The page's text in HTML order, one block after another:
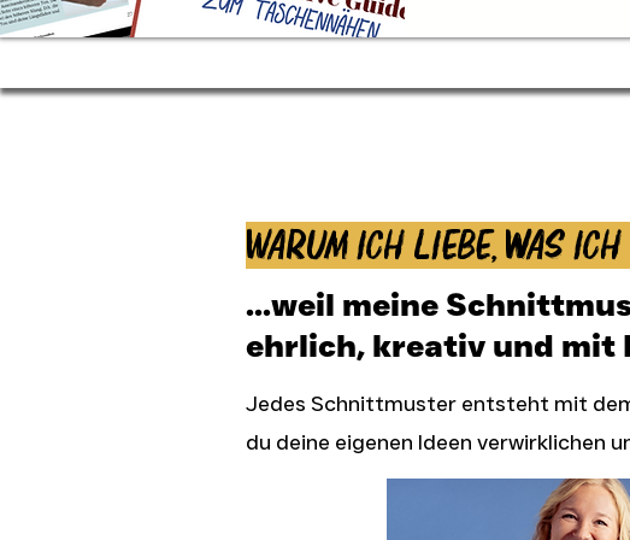
Warum ich liebe, was ich
...weil meine
ehrlich, kreativ und mit
Jedes Schnittmuster entsteht mit
du deine eigenen Ideen verwirklichen